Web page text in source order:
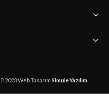
2023 Web Tasarım Simule Yazılım